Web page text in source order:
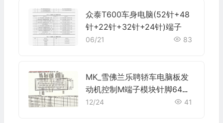
众泰T600车身电脑(52针+48
针+22针+32针+24针)端子
06/21 83
MK_雪佛兰乐聘轿车电脑板发
动机控制M端子模块针脚64针
端子图
12/24 41